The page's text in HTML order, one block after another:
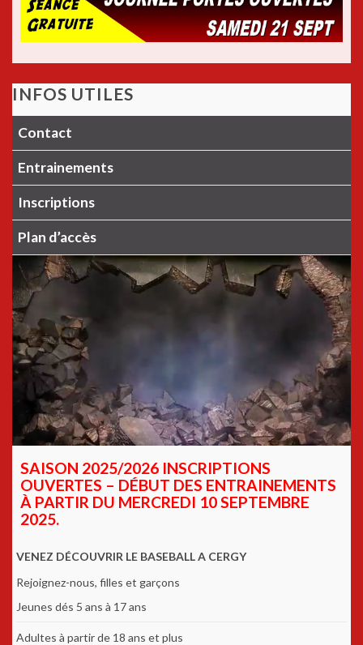
INFOS UTILES
Contact
Entrainements
Inscriptions
Plan d’accès
SAISON 2025/2026 INSCRIPTIONS
OUVERTES – DÉBUT DES ENTRAINEMENTS
À PARTIR DU MERCREDI 10 SEPTEMBRE
2025.
VENEZ DÉCOUVRIR LE BASEBALL A CERGY
Rejoignez-nous, filles et garçons
Jeunes dés 5 ans à 17 ans
Adultes à partir de 18 ans et plus